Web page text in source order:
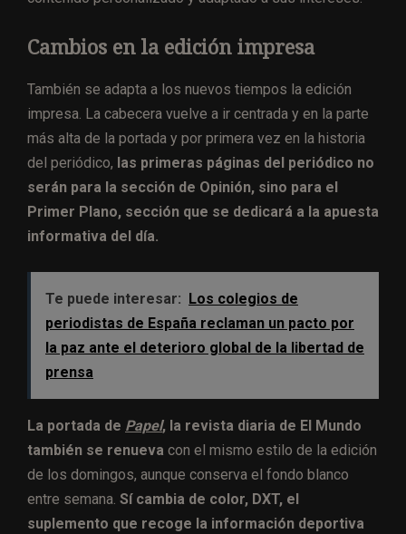
Cambios en la edición impresa
También se adapta a los nuevos tiempos la edición
impresa. La cabecera vuelve a ir centrada y en la parte
más alta de la portada y por primera vez en la historia
del periódico, las primeras páginas del periódico no
serán para la sección de Opinión, sino para el
Primer Plano, sección que se dedicará a la apuesta
informativa del día.
Te puede interesar:
Los colegios de
periodistas de España reclaman un pacto por
la paz ante el deterioro global de la libertad de
prensa
La portada de Papel, la revista diaria de El Mundo
también se renueva con el mismo estilo de la edición
de los domingos, aunque conserva el fondo blanco
entre semana. Sí cambia de color, DXT, el
suplemento que recoge la información deportiva